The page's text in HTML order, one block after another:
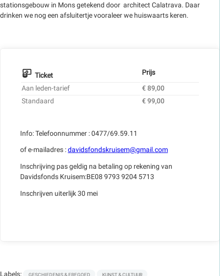
stationsgebouw in Mons getekend door architect Calatrava. Daar
drinken we nog een afsluitertje vooraleer we huiswaarts keren.
Ticket
Prijs
Aan leden-tarief
€ 89,00
Standaard
€ 99,00
Info: Telefoonnummer : 0477/69.59.11
of e-mailadres :davidsfondskruisem@gmail.com
Inschrijving pas geldig na betaling op rekening van
Davidsfonds Kruisem:BE08 9793 9204 5713
Inschrijven uiterlijk 30 mei
Labels: GESCHIEDENIS & ERFGOED KUNST & CULTUUR